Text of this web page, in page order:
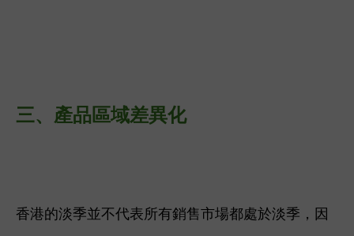
三、 產品區域差異化
香港的淡季並不代表所有銷售市場都處於淡季，因